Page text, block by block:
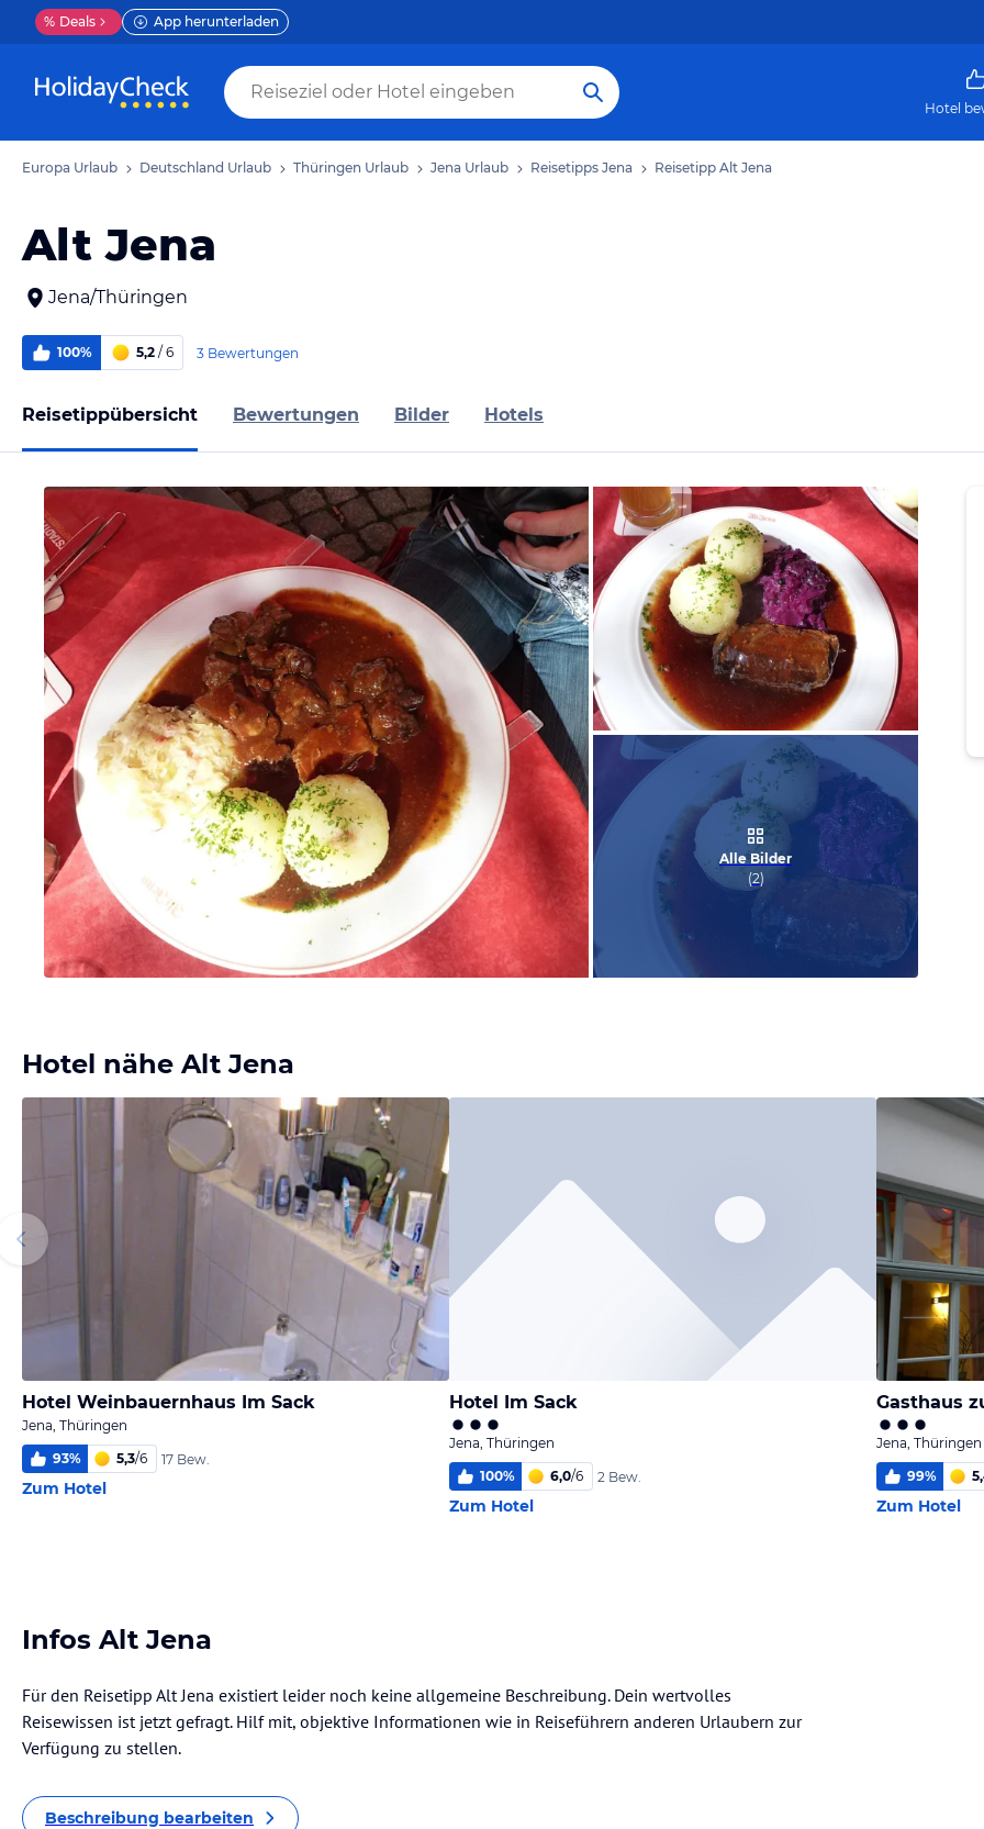
% Deals App herunterladen
Hotel
Europa Urlaub Deutschland Urlaub Thüringen Urlaub Jena Urlaub Reisetipps Jena Reisetipp Alt Jena
Alt Jena
Jena/Thüringen
100% 5,2 / 6 3 Bewertungen
Reisetippübersicht Bewertungen Bilder Hotels
Bild melden
von Silke
Alle Bilder
(2)
Hotel nähe Alt Jena
Hotel Weinbauernhaus Im Sack
Jena, Thüringen
93% 5,3/6 17 Bew.
Zum Hotel
Hotel Im Sack
Jena, Thüringen
100% 6,0/6 2 Bew.
Zum Hotel
Gasthaus
Jena, Thüringen
99%
Zum Hotel
Infos Alt Jena
Für den Reisetipp Alt Jena existiert leider noch keine allgemeine Beschreibung. Dein wertvolles
Reisewissen ist jetzt gefragt. Hilf mit, objektive Informationen wie in Reiseführern anderen Urlaubern zur
Verfügung zu stellen.
Beschreibung bearbeiten